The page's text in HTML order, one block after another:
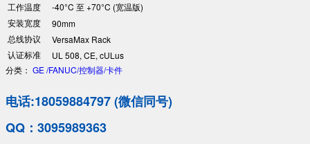
工作温度
-40°C 至 +70°C (宽温版)
安装宽度
90mm
总线协议
VersaMax Rack
认证标准
UL 508, CE, cULus
分类： GE /FANUC/控制器/卡件
电话:18059884797 (微信同号)
QQ：3095989363